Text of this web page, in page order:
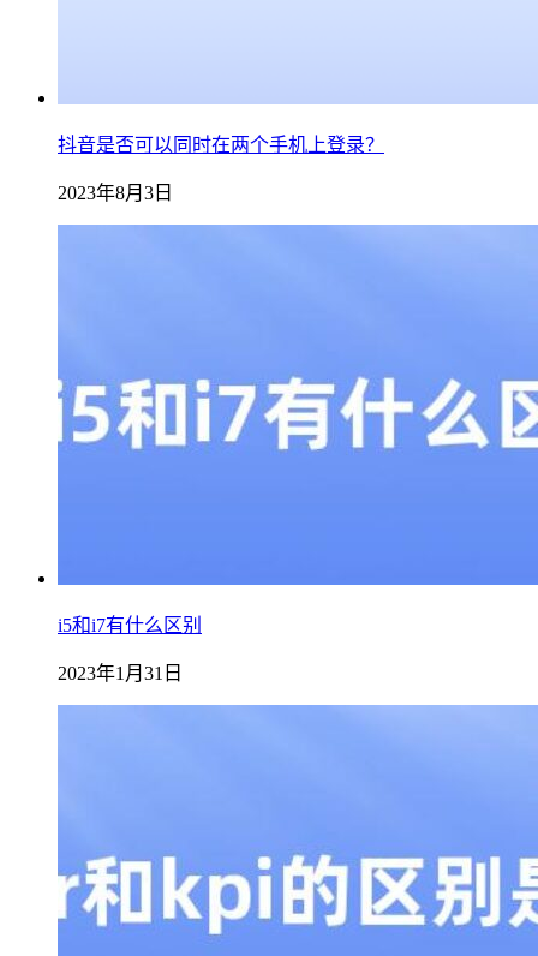
抖音是否可以同时在两个手机上登录？
2023年8月3日
i5和i7有什么区别
2023年1月31日